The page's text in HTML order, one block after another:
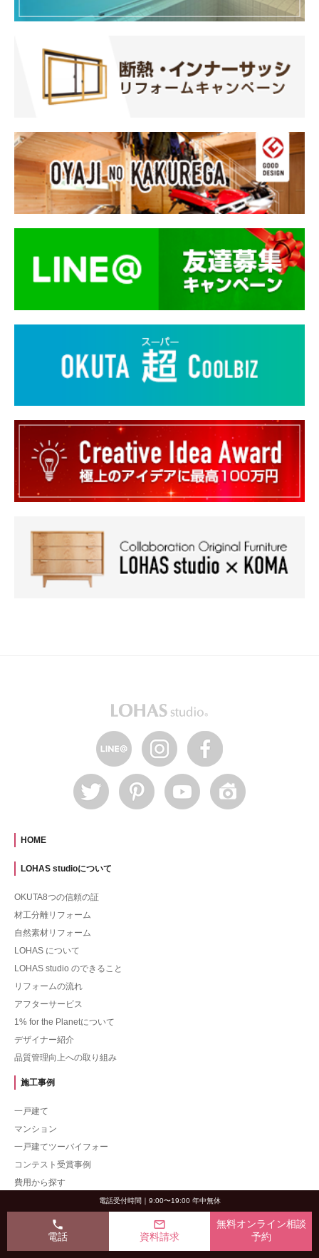
HOME
LOHAS studioについて
OKUTA8つの信頼の証
材工分離リフォーム
自然素材リフォーム
LOHAS について
LOHAS studio のできること
リフォームの流れ
アフターサービス
1% for the Planetについて
デザイナー紹介
品質管理向上への取り組み
施工事例
一戸建て
マンション
一戸建てツーバイフォー
コンテスト受賞事例
費用から探す
好みのテイストから事例を探す
部位から事例を探す
リフォームについて
電話受付時間｜9:00〜19:00 年中無休
phone
電話
mail_outline
資料請求
無料オンライン相談
予約